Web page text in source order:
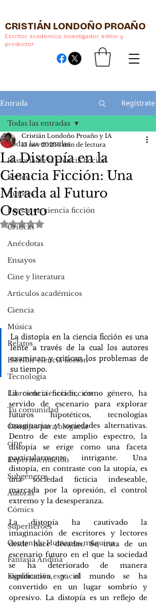
CRISTIÁN LONDOÑO PROAÑO
Escritor, académico, investigador, editor y
productor
Entrada Regístrate
Todas las entradas
Historia de la ciencia ficción
Series
Autores
Pensar en ciencia ficción
Críticas
Anécdotas
Ensayos
Cine y literatura
Artìculos académicos
Ciencia
Música
Relatos
Escribir ciencia ficción
Tecnología
Libros de ciencia ficción
Tu comunidad
Consejos para bloguear
cine
Experimentación
Subgéneros
Autoras
Cómics
Superhéroes
Contenido Humanos-máquina
Fantasía Andina
Exploración espacial
Todas las entradas
La Distopía en la
Ciencia Ficción: Una
Mirada al Futuro
Oscuro
Cristián Londoño Proaño y IA
13 nov 2023 3 min de lectura
Obtuvo NaN de 5 estrellas.
La distopía en la ciencia ficción es una
lente a través de la cual los autores
examinan y critican los problemas de
su tiempo.
La ciencia ficción, como género, ha
servido de escenario para explorar
futuros hipotéticos, tecnologías
imaginarias y sociedades alternativas.
Dentro de este amplio espectro, la
distopía se erige como una faceta
particularmente intrigante. Una
distopía, en contraste con la utopía, es
una sociedad ficticia indeseable,
marcada por la opresión, el control
extremo y la desesperanza.
La distopía ha cautivado la
imaginación de escritores y lectores
desde hace décadas. Se trata de un
escenario futuro en el que la sociedad
se ha deteriorado de manera
significativa, y el mundo se ha
convertido en un lugar sombrío y
opresivo. La distopía es un reflejo de